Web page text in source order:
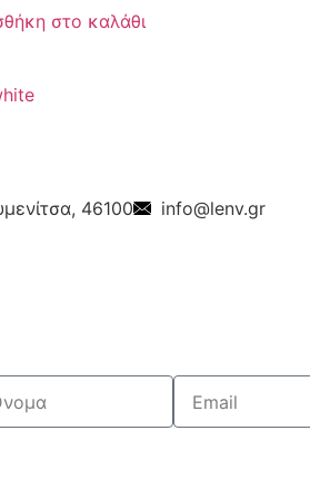
στο καλάθι
46100 info@lenv.gr